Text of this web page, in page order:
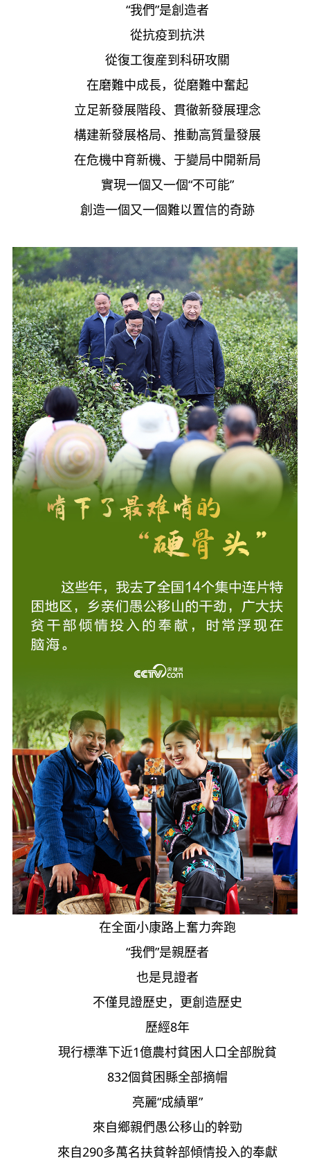
“我們”是創造者
從抗疫到抗洪
從復工復産到科研攻關
在磨難中成長，從磨難中奮起
立足新發展階段、貫徹新發展理念
構建新發展格局、推動高質量發展
在危機中育新機、于變局中開新局
實現一個又一個“不可能”
創造一個又一個難以置信的奇跡
在全面小康路上奮力奔跑
“我們”是親歷者
也是見證者
不僅見證歷史，更創造歷史
歷經8年
現行標準下近1億農村貧困人口全部脫貧
832個貧困縣全部摘帽
亮麗“成績單”
來自鄉親們愚公移山的幹勁
來自290多萬名扶貧幹部傾情投入的奉獻